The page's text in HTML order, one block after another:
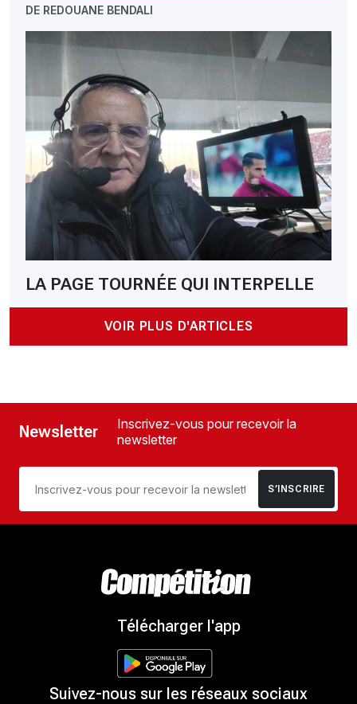
DE REDOUANE BENDALI
LA PAGE TOURNÉE QUI INTERPELLE
VOIR PLUS D'ARTICLES
Newsletter
Inscrivez-vous pour recevoir la
newsletter
S’INSCRIRE
Télécharger l'app
Suivez-nous sur les réseaux sociaux